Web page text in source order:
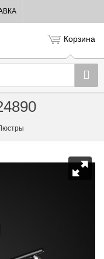
Корзина